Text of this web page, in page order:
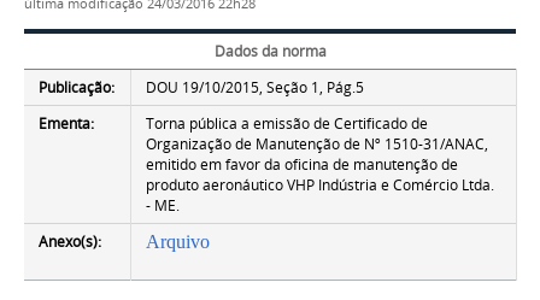
última modificação 24/03/2016 22h28
Dados da norma
Publicação:
DOU 19/10/2015, Seção 1, Pág.5
Ementa:
Torna pública a emissão de Certificado de
Organização de Manutenção de Nº 1510-31/ANAC,
emitido em favor da oficina de manutenção de
produto aeronáutico VHP Indústria e Comércio Ltda.
- ME.
Anexo(s):
Arquivo